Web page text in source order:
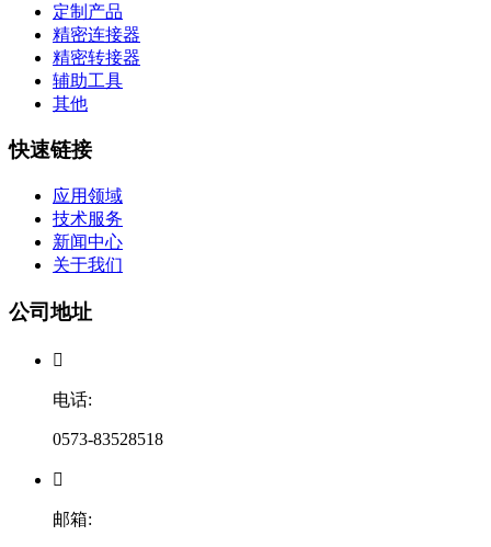
定制产品
精密连接器
精密转接器
辅助工具
其他
快速链接
应用领域
技术服务
新闻中心
关于我们
公司地址

电话:
0573-83528518

邮箱: